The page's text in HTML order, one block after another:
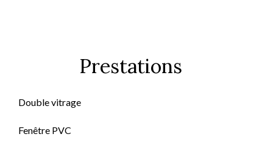
Prestations
Double vitrage
Fenêtre PVC